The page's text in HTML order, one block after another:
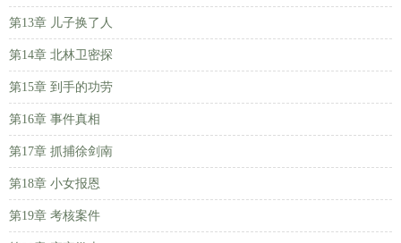
第13章 儿子换了人
第14章 北林卫密探
第15章 到手的功劳
第16章 事件真相
第17章 抓捕徐剑南
第18章 小女报恩
第19章 考核案件